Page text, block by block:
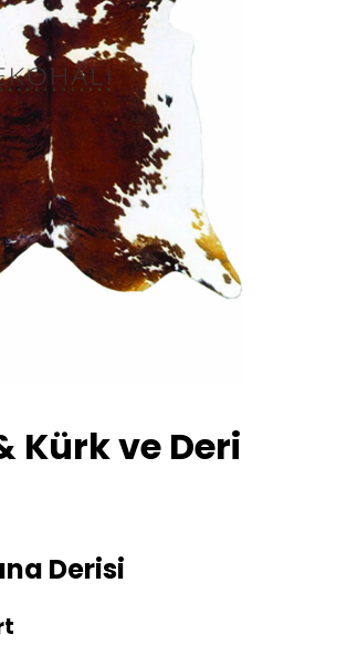
Kürk ve Deri
Derisi